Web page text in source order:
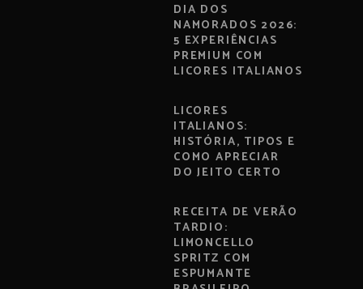
DIA DOS
NAMORADOS 2026:
5 EXPERIÊNCIAS
PREMIUM COM
LICORES ITALIANOS
LICORES
ITALIANOS:
HISTÓRIA, TIPOS E
COMO APRECIAR
DO JEITO CERTO
RECEITA DE VERÃO
TARDIO:
LIMONCELLO
SPRITZ COM
ESPUMANTE